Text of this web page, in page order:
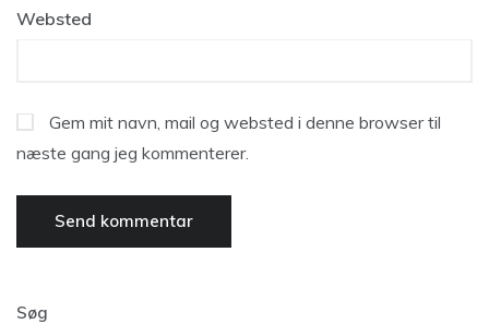
Websted
Gem mit navn, mail og websted i denne browser til
næste gang jeg kommenterer.
Søg